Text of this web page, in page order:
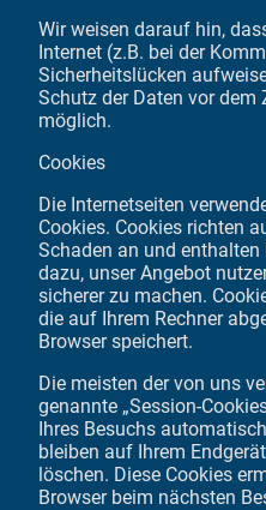
Wir weisen darauf hin,
Internet (z.B. bei der
Sicherheitslücken
Schutz der Daten vor
möglich.
Cookies
Die Internetseiten
Cookies. Cookies richten
Schaden an und enthalten
dazu, unser Angebot
sicherer zu machen.
die auf Ihrem Rechner
Browser speichert.
Die meisten der von uns
genannte „Session-
Ihres Besuchs
bleiben auf Ihrem
löschen. Diese Cookies
Browser beim nächsten